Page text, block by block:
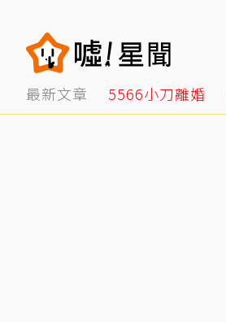
最新文章 5566小刀離婚